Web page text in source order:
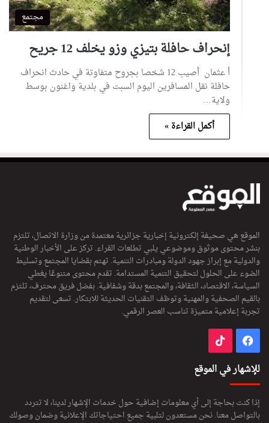
مجتمع
إنحراف حافلة بتيزي وزو يخلف 12 جريح
أ عثمان أصيب 12 شخصا بجروح متفاوتة في حادث انحراف
حافلة نقل المسافرين اليوم السبت في بلدية واغنون بوسط
ولاية…
أكمل القراءة »
الموقع هي صحيفة إلكترونية إخبارية جزائرية معتمدة من وزارة الاتصال، تلتزم
بنشر محتوى موثوق وموضوعي يلبي تطلعات القراء. تركز على الأخبار الوطنية
والدولية مع إبراز جهود الدولة ومبادرات التنمية. تهتم بقضايا المجتمع وتسليط
الضوء على الحلول لتحقيق التنمية المستدامة. تقدم محتوى متنوعًا يغطي
السياسة، الاقتصاد، الثقافة، والمجتمع بدقة وشفافية. بفضل فريق محترف، تلتزم
بالقيم الصحفية والمهنية وتوظف التقنيات الحديثة للابتكار. تسعى لتقديم
تجربة إعلامية متميزة تناسب العصر الرقمي.
فيسبوك
للإشهار في الموقع
إذا كنت بحاجة إلى أي معلومات إضافية حول خدمات الإشهار لدينا، لا تتردد
بالتواصل معنا. نحن مستعدون لتلبية جميع احتياجاتك الإعلانية وضمان وصولك